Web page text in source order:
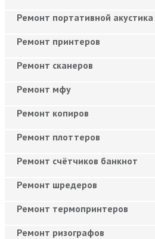
Ремонт портативной акустика
Ремонт принтеров
Ремонт сканеров
Ремонт мфу
Ремонт копиров
Ремонт плоттеров
Ремонт счётчиков банкнот
Ремонт шредеров
Ремонт термопринтеров
Ремонт ризографов